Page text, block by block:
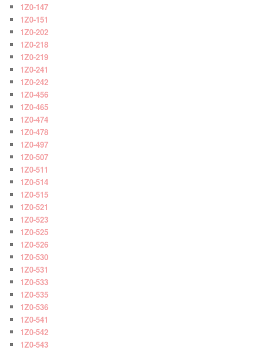
1Z0-147
1Z0-151
1Z0-202
1Z0-218
1Z0-219
1Z0-241
1Z0-242
1Z0-456
1Z0-465
1Z0-474
1Z0-478
1Z0-497
1Z0-507
1Z0-511
1Z0-514
1Z0-515
1Z0-521
1Z0-523
1Z0-525
1Z0-526
1Z0-530
1Z0-531
1Z0-533
1Z0-535
1Z0-536
1Z0-541
1Z0-542
1Z0-543